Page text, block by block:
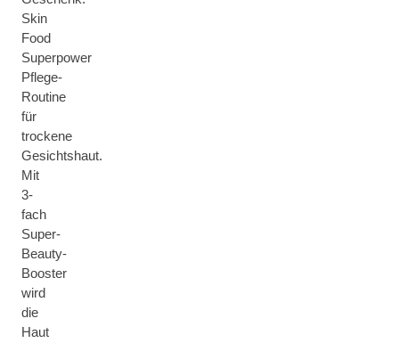
Skin
Food
Superpower
Pflege-
Routine
für
trockene
Gesichtshaut.
Mit
3-
fach
Super-
Beauty-
Booster
wird
die
Haut